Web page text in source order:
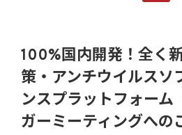
100%国内開発！全く
策・アンチウイルスソ
ンスプラットフォーム
ガーミーティングへの